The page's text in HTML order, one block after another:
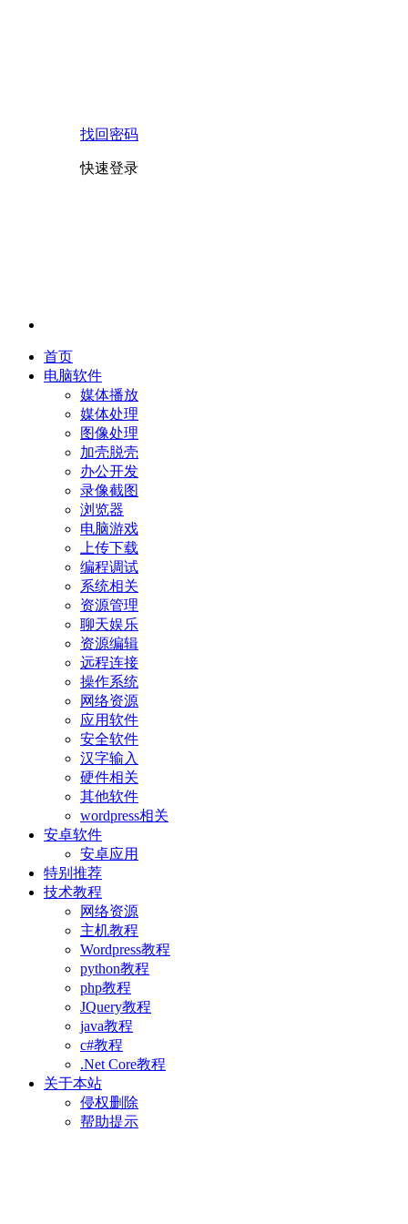
找回密码
快速登录
首页
电脑软件
媒体播放
媒体处理
图像处理
加壳脱壳
办公开发
录像截图
浏览器
电脑游戏
上传下载
编程调试
系统相关
资源管理
聊天娱乐
资源编辑
远程连接
操作系统
网络资源
应用软件
安全软件
汉字输入
硬件相关
其他软件
wordpress相关
安卓软件
安卓应用
特别推荐
技术教程
网络资源
主机教程
Wordpress教程
python教程
php教程
JQuery教程
java教程
c#教程
.Net Core教程
关于本站
侵权删除
帮助提示